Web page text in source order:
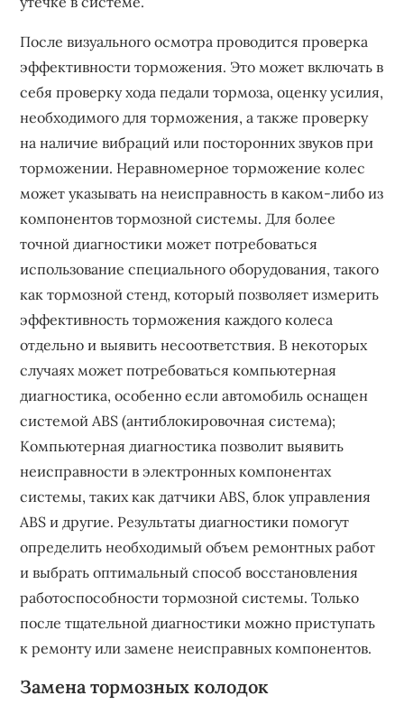
После визуального осмотра проводится проверка
эффективности торможения. Это может включать в
себя проверку хода педали тормоза, оценку усилия,
необходимого для торможения, а также проверку
на наличие вибраций или посторонних звуков при
торможении. Неравномерное торможение колес
может указывать на неисправность в каком-либо из
компонентов тормозной системы. Для более
точной диагностики может потребоваться
использование специального оборудования, такого
как тормозной стенд, который позволяет измерить
эффективность торможения каждого колеса
отдельно и выявить несоответствия. В некоторых
случаях может потребоваться компьютерная
диагностика, особенно если автомобиль оснащен
системой ABS (антиблокировочная система);
Компьютерная диагностика позволит выявить
неисправности в электронных компонентах
системы, таких как датчики ABS, блок управления
ABS и другие. Результаты диагностики помогут
определить необходимый объем ремонтных работ
и выбрать оптимальный способ восстановления
работоспособности тормозной системы. Только
после тщательной диагностики можно приступать
к ремонту или замене неисправных компонентов.
Замена тормозных колодок